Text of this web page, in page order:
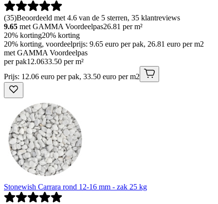
(35)Beoordeeld met 4.6 van de 5 sterren, 35 klantreviews
9.65 met GAMMA Voordeelpas26.81 per m²
20% korting20% korting
20% korting, voordeelprijs: 9.65 euro per pak, 26.81 euro per m2
met GAMMA Voordeelpas
per pak12.0633.50 per m²
Prijs: 12.06 euro per pak, 33.50 euro per m2
Stonewish Carrara rond 12-16 mm - zak 25 kg